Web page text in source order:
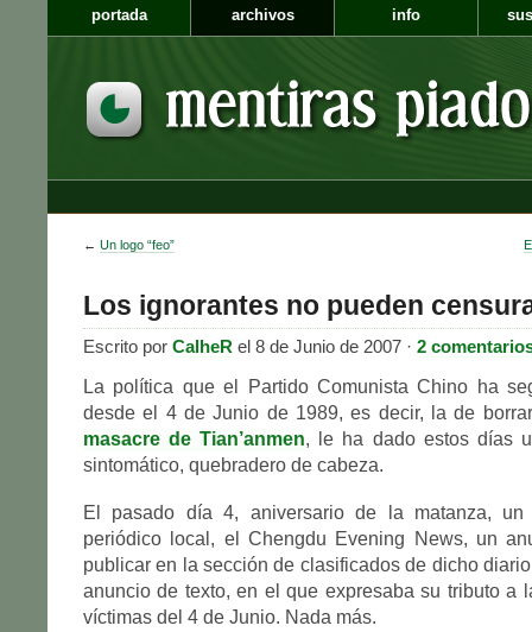
portada archivos info
← Un logo “feo”
Los ignorantes no pueden
Escrito por CalheR el 8 de Junio de 2007 · 2
La política que el Partido Comunista Chino ha
desde el 4 de Junio de 1989, es decir, la de
masacre de Tian’anmen, le ha dado estos días
sintomático, quebradero de cabeza.
El pasado día 4, aniversario de la matanza,
periódico local, el Chengdu Evening News, un
publicar en la sección de clasificados de dicho
anuncio de texto, en el que expresaba su tributo a
víctimas del 4 de Junio. Nada más.